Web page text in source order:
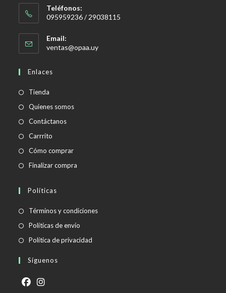
Teléfonos:
095959236 / 29038115
Email:
ventas@opaa.uySe
Enlaces
Tienda
Quienes somos
Contáctanos
Carrrito
Cómo comprar
Finalizar compra
Políticas
Términos y condicionesSe
Políticas de envío
abre
Política de privacidad
Síguenos